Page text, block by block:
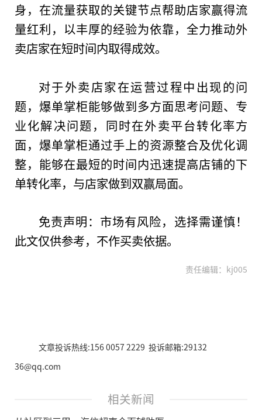
身，在流量获取的关键节点帮助店家赢得流
量红利，以丰厚的经验为依靠，全力推动外
卖店家在短时间内取得成效。
对于外卖店家在运营过程中出现的问
题，爆单掌柜能够做到多方面思考问题、专
业化解决问题，同时在外卖平台转化率方
面，爆单掌柜通过手上的资源整合及优化调
整，能够在最短的时间内迅速提高店铺的下
单转化率，与店家做到双赢局面。
免责声明：市场有风险，选择需谨慎！
此文仅供参考，不作买卖依据。
责任编辑：kj005
文章投诉热线:156 0057 2229 投诉邮箱:29132
36@qq.com
相关新闻